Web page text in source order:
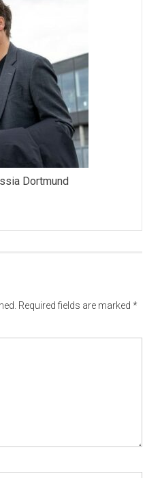
Dortmund
Required fields are marked*